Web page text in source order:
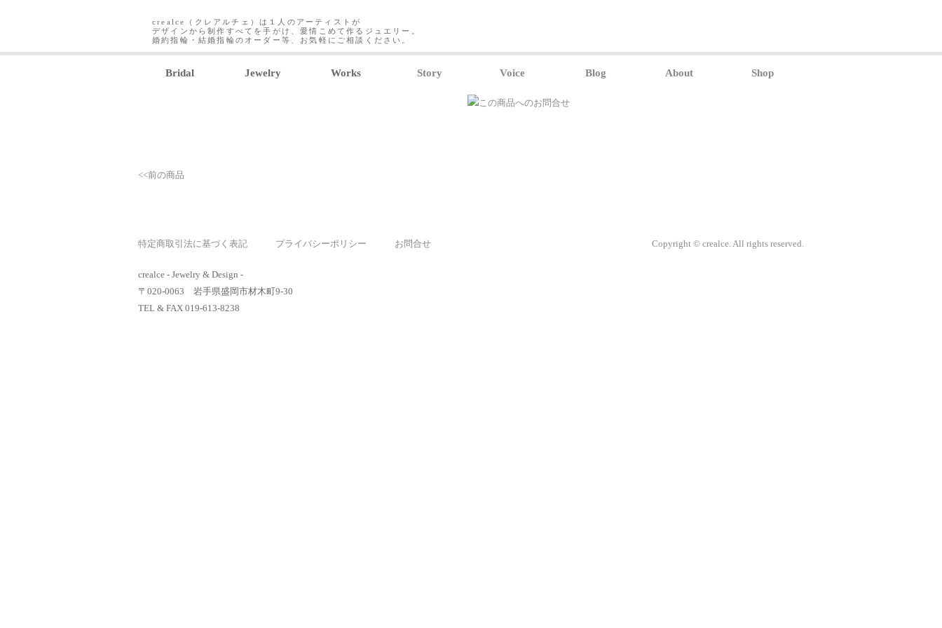
crealce（クレアルチェ）は１人のアーティストが
デザインから制作すべてを手がけ、愛情こめて作るジュエリー。
婚約指輪・結婚指輪のオーダー等、お気軽にご相談ください。
Bridal Jewelry Works Story Voice Blog About Shop
<<前の商品
特定商取引法に基づく表記 プライバシーポリシー お問合せ Copyright © crealce. All rights reserved.
crealce - Jewelry & Design -
〒020-0063 岩手県盛岡市材木町9-30
TEL & FAX 019-613-8238